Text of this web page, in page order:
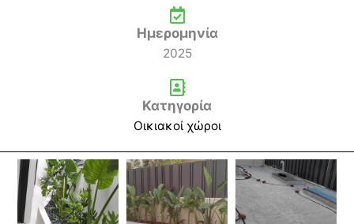
Ημερομηνία
2025
Κατηγορία
Οικιακοί χώροι